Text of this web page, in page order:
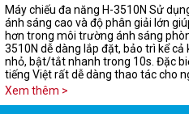
Máy chiếu đa năng H-3510N Sử
ánh sáng cao và độ phân giải lớn
hơn trong môi trường ánh sáng
3510N dễ dàng lắp đặt, bảo trì kể
nhỏ, bật/tắt nhanh trong 10s. Đặc
tiếng Việt rất dễ dàng thao tác cho
Xem thêm >